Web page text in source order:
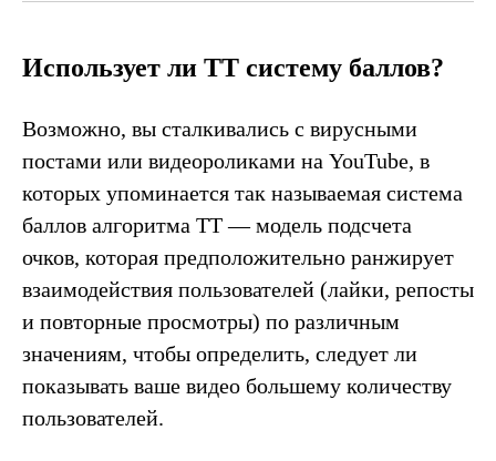
Использует ли TT систему баллов?
Возможно, вы сталкивались с вирусными
постами или видеороликами на YouTube, в
которых упоминается так называемая система
баллов алгоритма TT — модель подсчета
очков, которая предположительно ранжирует
взаимодействия пользователей (лайки, репосты
и повторные просмотры) по различным
значениям, чтобы определить, следует ли
показывать ваше видео большему количеству
пользователей.